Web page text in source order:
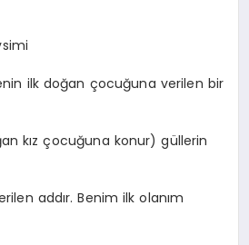
ilk doğan çocuğuna verilen bir
kız çocuğuna konur) güllerin
addır. Benim ilk olanım